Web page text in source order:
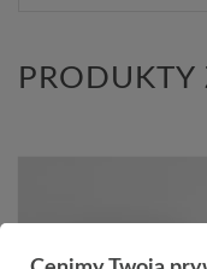
PRODUKTY